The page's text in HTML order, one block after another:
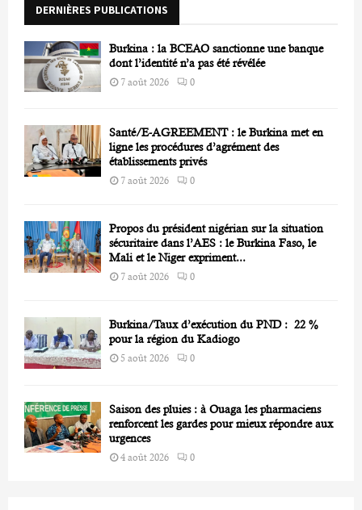
DERNIÈRES PUBLICATIONS
Burkina : la BCEAO sanctionne une banque
dont l’identité n’a pas été révélée
7 août 2026 0
Santé/E-AGREEMENT : le Burkina met en
ligne les procédures d’agrément des
établissements privés
7 août 2026 0
Propos du président nigérian sur la situation
sécuritaire dans l’AES : le Burkina Faso, le
Mali et le Niger expriment...
7 août 2026 0
Burkina/Taux d’exécution du PND : 22 %
pour la région du Kadiogo
5 août 2026 0
Saison des pluies : à Ouaga les pharmaciens
renforcent les gardes pour mieux répondre aux
urgences
4 août 2026 0